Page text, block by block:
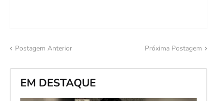
Postagem Anterior Próxima Postagem
EM DESTAQUE